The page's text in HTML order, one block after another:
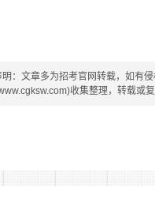
单位工作人员的其他情
5月29日 ，应聘人员登录“
：文章多为招考官网转载，如有侵
收集整理，转载或